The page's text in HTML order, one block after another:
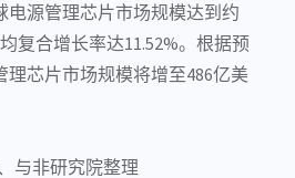
电源管理芯片市场规模达到约
复合增长率达11.52%。根据预
理芯片市场规模将增至486亿美
与非研究院整理